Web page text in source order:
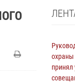
охраны
принял